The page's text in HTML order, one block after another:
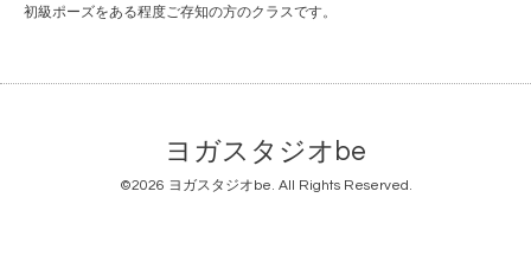
初級ポーズをある程度ご存知の方のクラスです。
ヨガスタジオbe
©2026 ヨガスタジオbe. All Rights Reserved.